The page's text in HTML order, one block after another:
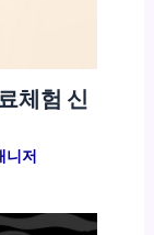
체험 신
니저